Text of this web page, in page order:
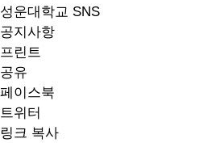
성운대학교 SNS
공지사항
프린트
공유
페이스북
트위터
링크 복사